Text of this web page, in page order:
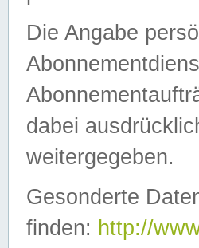
Die Angabe
dabei
weitergegeben.
Gesonderte
finden: http://